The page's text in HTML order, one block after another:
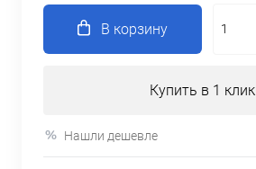
В корзину
Купить в 1 клик
Нашли дешевле